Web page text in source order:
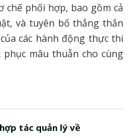
chế phối hợp, bao gồm cả
và tuyên bố thẳng thắn
các hành động thực thi
mâu thuẫn cho cùng
tác quản lý về